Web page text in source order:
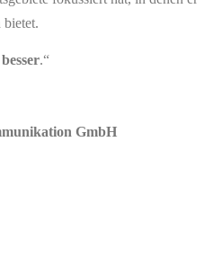
bietet.
besser.“
GmbH